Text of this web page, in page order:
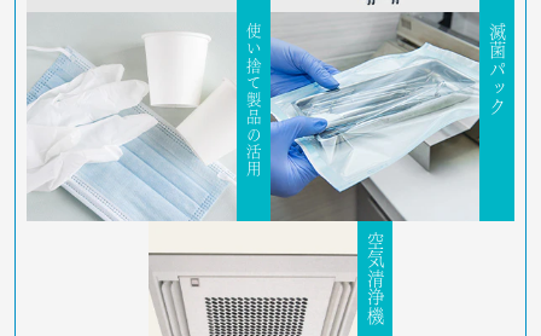
使い捨て製品の活用 滅菌パック
空気清浄機